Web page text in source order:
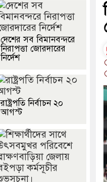
দেশের সব বিমানবন্দরে
নিরাপত্তা জোরদারের
নির্দেশ
রাষ্ট্রপতি নির্বাচন ২০
আগস্ট